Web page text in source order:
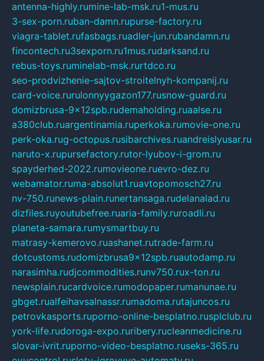
antenna-highly.rumine-lab-msk.ru1-mus.ru
3-sex-porn.ruban-damn.rupurse-factory.ru
viagra-tablet.rufasbags.ruadler-jun.rubandamn.ru
fincontech.ru3sexporn.ru1mus.rudarksand.ru
rebus-toys.ruminelab-msk.rurtdco.ru
seo-prodvizhenie-sajtov-stroitelnyh-kompanij.ru
card-voice.rurulonnyygazon177.rusnow-guard.ru
domizbrusa-9x12spb.rudemaholding.ruaalse.ru
a380club.ruargentinamia.ruperkoka.rumovie-one.ru
perk-oka.rug-octopus.rusibarchives.ruandreislyusar.ru
naruto-x.rupursefactory.rutor-lyubov-i-grom.ru
spayderhed-2022.rumovieone.ruevro-dez.ru
webamator.ruma-absolut1.ruavtopomosch27.ru
nv-750.runews-plain.runertansaga.rudelanalad.ru
dizfiles.ruyoutubefree.ruaria-family.ruroadli.ru
planeta-samara.rumysmartbuy.ru
matrasy-kemerovo.ruashanet.rutrade-farm.ru
dotcustoms.rudomizbrusa9x12spb.ruautodamp.ru
narasimha.rudjcommodities.runv750.rux-ton.ru
newsplain.rucardvoice.rumodopaper.rumanunae.ru
gbget.rualfeihavsalnassr.rumadoma.rutajuncos.ru
petrovkasports.ruporno-online-besplatno.rusplclub.ru
york-life.rudoroga-expo.ruribery.rucleanmedicine.ru
slovar-ivrit.ruporno-video-besplatno.ruseks-365.ru